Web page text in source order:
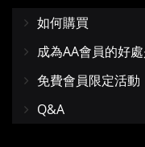
如何購買
成為AA會員的好
免費會員限定活動
Q&A